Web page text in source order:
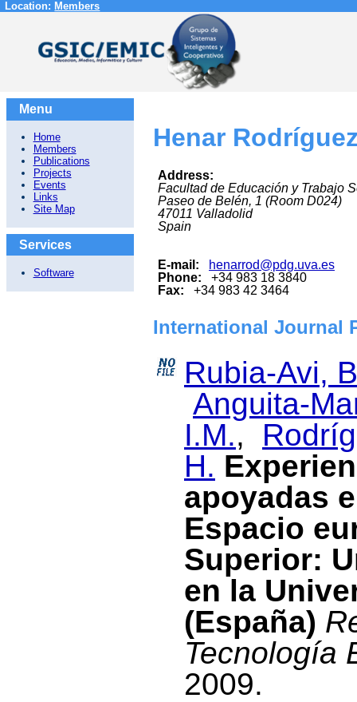
Location: Members
Menu
Home
Members
Publications
Projects
Events
Links
Site Map
Services
Software
Henar
Address:
Facultad de Educación y Trabajo
Paseo de Belén, 1 (Room D024)
47011 Valladolid
Spain
E-mail:
henarrod@pdg.uva.es
Phone:
+34 983 18 3840
Fax:
+34 983 42 3464
International Journal
Rubia-Avi,
Anguita-
I.M.,
H.
apoyadas
Espacio
Superior:
en la
(España)
Tecnología
2009.